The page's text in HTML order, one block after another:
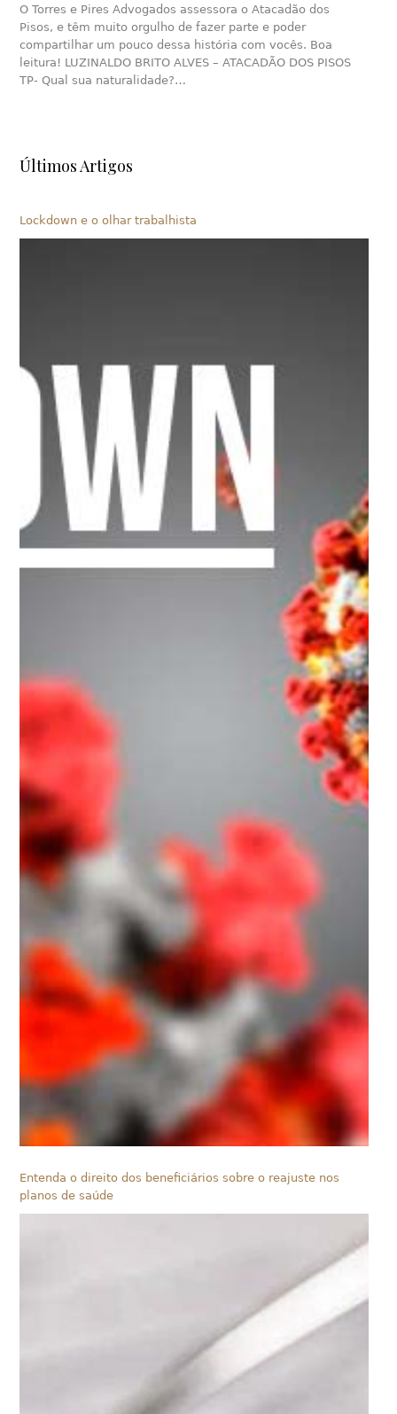
O Torres e Pires Advogados assessora o Atacadão dos
Pisos, e têm muito orgulho de fazer parte e poder
compartilhar um pouco dessa história com vocês. Boa
leitura! LUZINALDO BRITO ALVES – ATACADÃO DOS PISOS
TP- Qual sua naturalidade?…
Últimos Artigos
Lockdown e o olhar trabalhista
Entenda o direito dos beneficiários sobre o reajuste nos
planos de saúde